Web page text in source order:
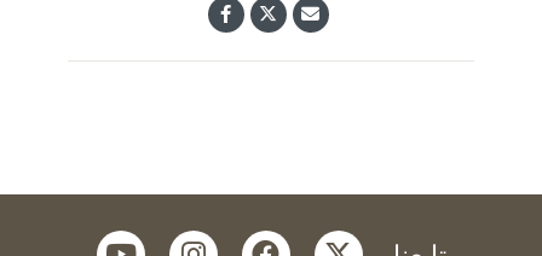
twitter
facebook
instagram
youtube